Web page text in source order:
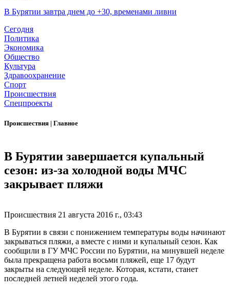
В Бурятии завтра днем до +30, временами ливни
Сегодня
Политика
Экономика
Общество
Культура
Здравоохранение
Спорт
Происшествия
Спецпроекты
Происшествия | Главное
В Бурятии завершается купальный
сезон: из-за холодной воды МЧС
закрывает пляжи
Происшествия 21 августа 2016 г., 03:43
В Бурятии в связи с понижением температуры воды начинают
закрываться пляжи, а вместе с ними и купальный сезон. Как
сообщили в ГУ МЧС России по Бурятии, на минувшей неделе
была прекращена работа восьми пляжей, еще 17 будут
закрыты на следующей неделе. Которая, кстати, станет
последней летней неделей этого года.